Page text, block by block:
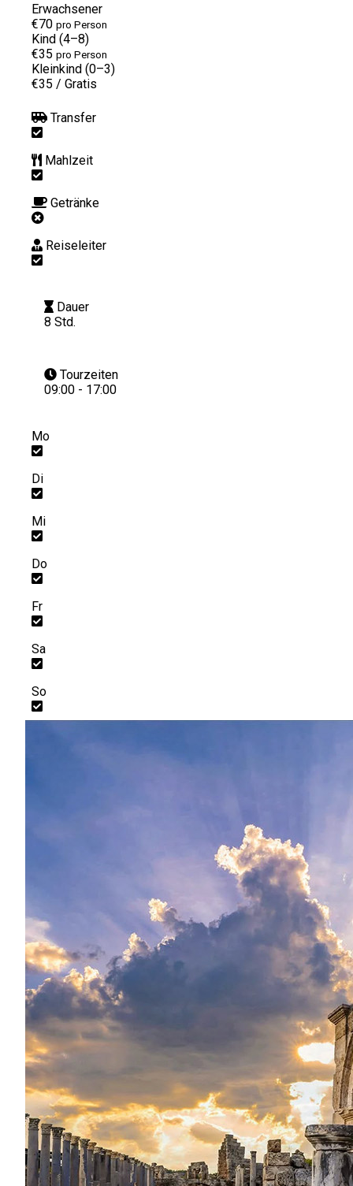
Erwachsener
€70 pro Person
Kind (4–8)
€35 pro Person
Kleinkind (0–3)
€35 / Gratis
Transfer
Mahlzeit
Getränke
Reiseleiter
Dauer
8 Std.
Tourzeiten
09:00 - 17:00
Mo
Di
Mi
Do
Fr
Sa
So